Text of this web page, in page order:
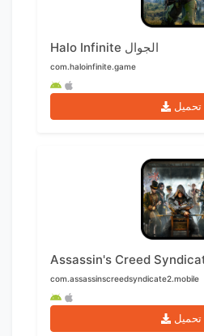
Halo Infinite الجوال
com.haloinfinite.game
تحميل
com.assassinscreedsyndicate2.mobile
تحميل